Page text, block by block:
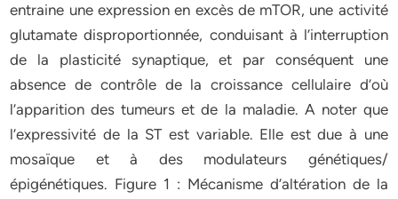
entraine une expression en excès de mTOR, une activité
glutamate disproportionnée, conduisant à l’interruption
de la plasticité synaptique, et par conséquent une
absence de contrôle de la croissance cellulaire d’où
l’apparition des tumeurs et de la maladie. A noter que
l’expressivité de la ST est variable. Elle est due à une
mosaïque et à des modulateurs génétiques/
épigénétiques. Figure 1 : Mécanisme d’altération de la